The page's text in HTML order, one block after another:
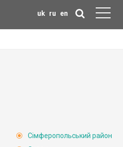
uk ru en
Сімферопольський район